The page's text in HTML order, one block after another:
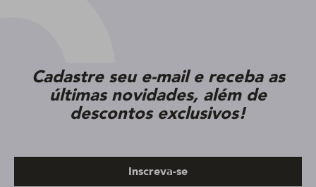
Cadastre seu e-mail e receba as
últimas novidades, além de
descontos exclusivos!
Inscreva-se